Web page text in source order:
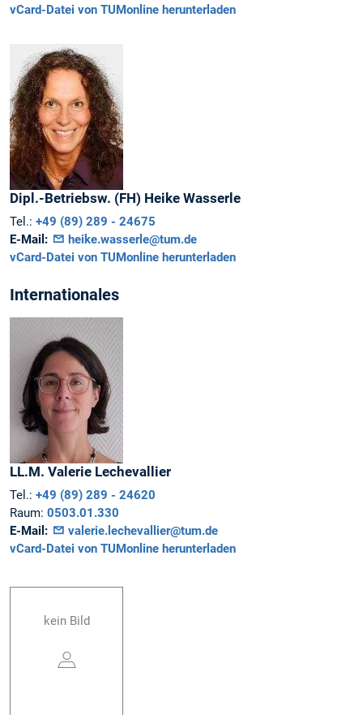
vCard-Datei von TUMonline herunterladen
Dipl.-Betriebsw. (FH) Heike Wasserle
Tel.: +49 (89) 289 - 24675
E-Mail:
heike.wasserle@tum.de
vCard-Datei von TUMonline herunterladen
Internationales
LL.M. Valerie Lechevallier
Tel.: +49 (89) 289 - 24620
Raum: 0503.01.330
E-Mail:
valerie.lechevallier@tum.de
vCard-Datei von TUMonline herunterladen
kein Bild